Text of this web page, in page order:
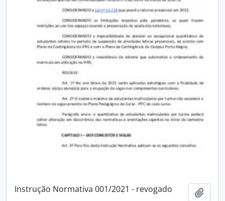
Instrução Normativa 001/2021 - revogado